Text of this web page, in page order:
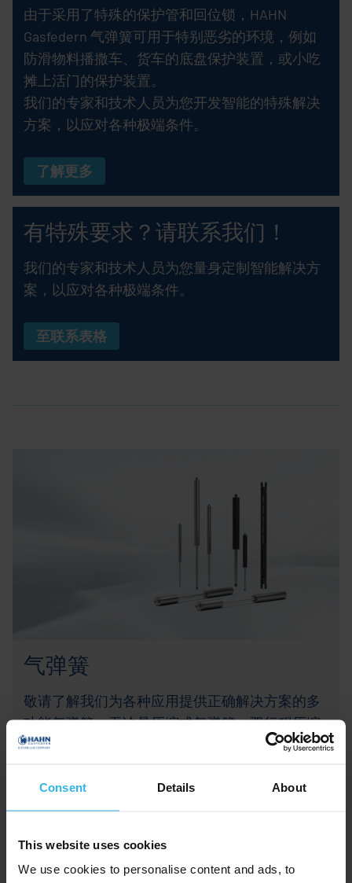
Consent Details About
This website uses cookies
We use cookies to personalise content and ads, to
由于采用了特殊的保护管和回位锁，HAHN
Gasfedern 气弹簧可用于特别恶劣的环境，例如
防滑物料播撒车、货车的底盘保护装置，或小吃
摊上活门的保护装置。
我们的专家和技术人员为您开发智能的特殊解决
方案，以应对各种极端条件。
了解更多
有特殊要求？请联系我们！
我们的专家和技术人员为您量身定制智能解决方
案，以应对各种极端条件。
至联系表格
气弹簧
敬请了解我们为各种应用提供正确解决方案的多
功能气弹簧。无论是压缩式气弹簧、双行程压缩
气弹簧还是创新的特殊解决方案，我们的产品都
化系统，我们能提供灵活的定制和个性化解决方
案，即使是小批量产品也是如此。